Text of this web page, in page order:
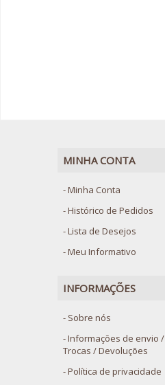
MINHA CONTA
Minha Conta
Histórico de Pedidos
Lista de Desejos
Meu Informativo
INFORMAÇÕES
Sobre nós
Informações de envio /
Trocas / Devoluções
Política de privacidade